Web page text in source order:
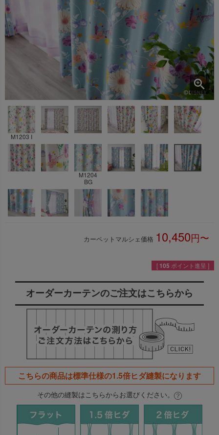
M1203 I
M1204
BG
カーペットマルシェ価格 10,450
[ 105 ポイント進呈 ]
オーダーカーテンのご注文はこちらから
こちらの商品は標準仕様の1.5倍ヒダ縫製になります
その他の縫製はこちらからお選びください。